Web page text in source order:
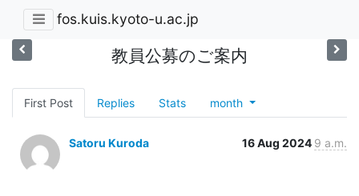
fos.kuis.kyoto-u.ac.jp
教員公募のご案内
First Post Replies Stats month
Satoru Kuroda 16 Aug 2024 9 a.m.